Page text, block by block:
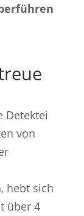
Detektei
von
hebt sich
über 4